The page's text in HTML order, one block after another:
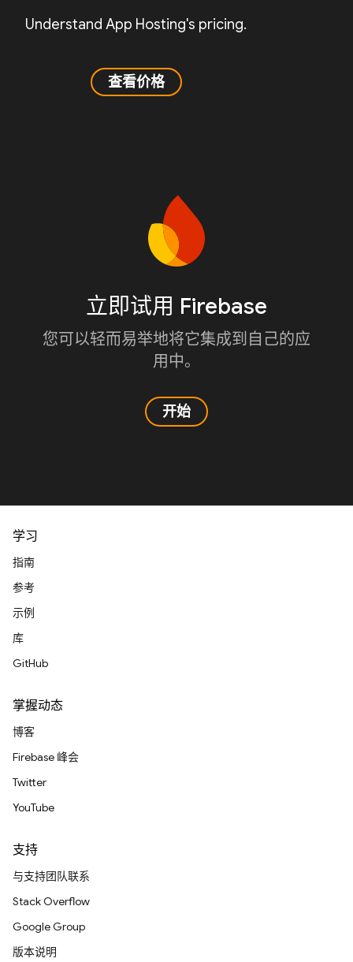
Understand App Hosting's pricing.
查看价格
立即试用 Firebase
您可以轻而易举地将它集成到自己的应
用中。
开始
学习
指南
参考
示例
库
GitHub
掌握动态
博客
Firebase 峰会
Twitter
YouTube
支持
与支持团队联系
Stack Overflow
Google Group
版本说明